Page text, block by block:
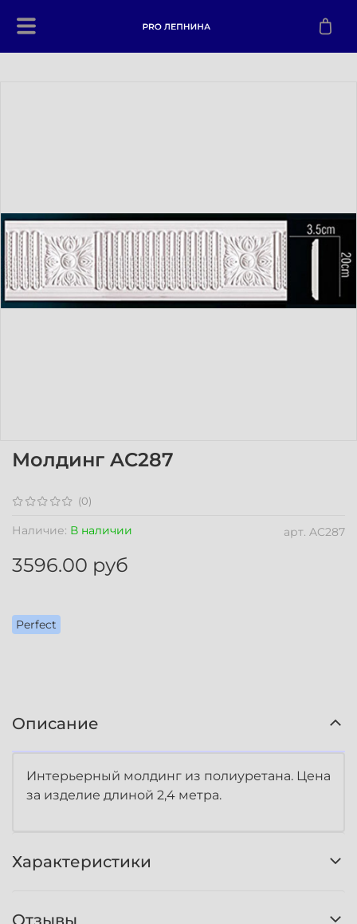
(0)
арт. AC287
Наличие: В наличии
Perfect
Молдинг AC287
3596.00 руб
Описание
Интерьерный молдинг из полиуретана. Цена
за изделие длиной 2,4 метра.
Характеристики
Отзывы